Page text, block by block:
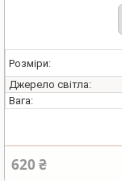
Розміри:
Джерело світла:
Вага:
620 ₴